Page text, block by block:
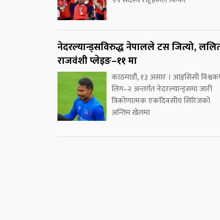
नेदरल्यान्ड्सविरुद्ध नेपालले टस जित्यो,
राजवंशी प्लेइङ–११ मा
काठमाडौं, १३ असार । आइसिसी
लिग–२ अन्तर्गत नेदरल्यान्ड्समा जारी
त्रिकोणात्मक एकदिवसीय सिरिजको
अन्तिम खेलमा